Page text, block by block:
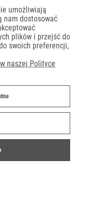
umożliwiają
nam dostosować
plików i przejść do
swoich preferencji,
naszej Polityce